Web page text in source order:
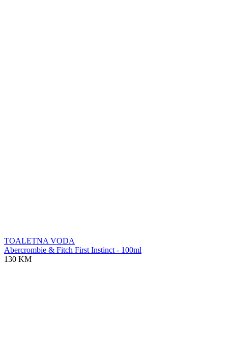
TOALETNA VODA
Abercrombie & Fitch First Instinct - 100ml
130 KM